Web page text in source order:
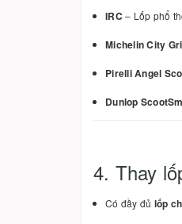
IRC – Lốp phổ
Michelin City
Pirelli Angel
Dunlop
4. Thay
Có đầy đủ lốp